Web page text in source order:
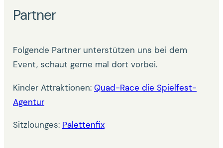
Partner
Folgende Partner unterstützen uns bei dem
Event, schaut gerne mal dort vorbei.
Kinder Attraktionen: Quad-Race die Spielfest-
Agentur
Sitzlounges: Palettenfix